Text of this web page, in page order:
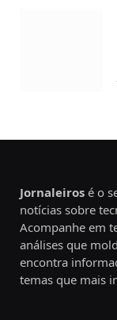
Jornaleiros é o
notícias sobre
Acompanhe em
análises que
encontra
temas que mais